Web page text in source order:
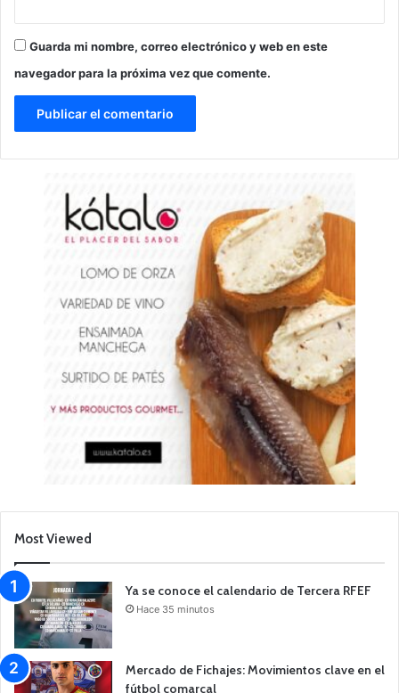
Guarda mi nombre, correo electrónico y web en este
navegador para la próxima vez que comente.
Most Viewed
Ya se conoce el calendario de Tercera RFEF
Hace 35 minutos
Mercado de Fichajes: Movimientos clave en el
fútbol comarcal